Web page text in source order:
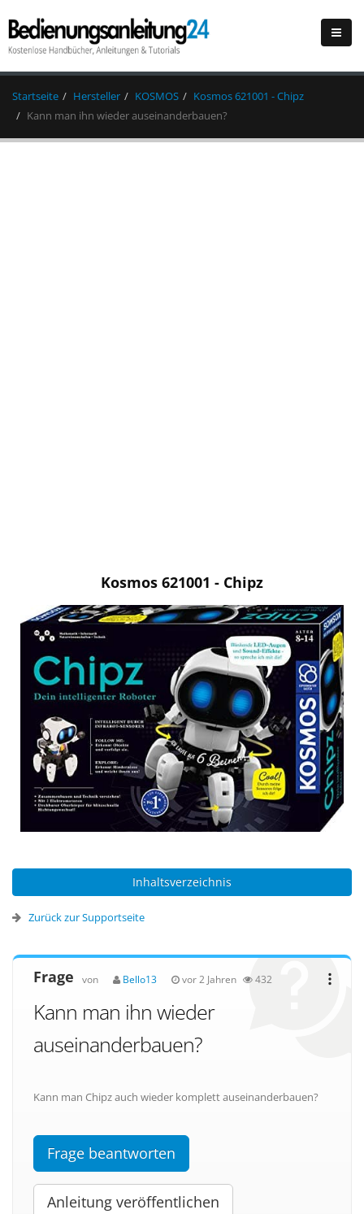
Startseite Hersteller KOSMOS
Kosmos 621001 - Chipz
Kann man ihn wieder auseinanderbauen?
Kosmos 621001 - Chipz
Inhaltsverzeichnis
Zurück zur Supportseite
Frage von Bello13 vor 2 Jahren 432
Kann man ihn wieder
auseinanderbauen?
Kann man Chipz auch wieder komplett auseinanderbauen?
Frage beantworten
Anleitung veröffentlichen